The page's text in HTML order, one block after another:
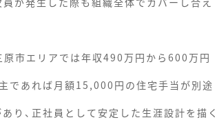
市エリアでは年収490万円から600万円
であれば月額15,000円の住宅手当が別途
、正社員として安定した生涯設計を描く